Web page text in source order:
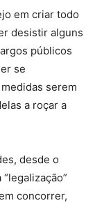
em criar todo
desistir alguns
públicos
se
serem
a roçar a
desde o
concorrer,